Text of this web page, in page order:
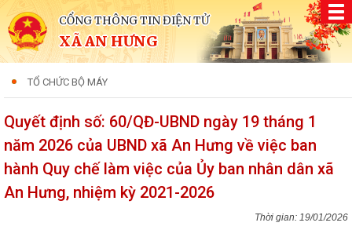
CỔNG THÔNG TIN ĐIỆN TỬ
XÃ AN HƯNG
TỔ CHỨC BỘ MÁY
Quyết định số: 60/QĐ-UBND ngày 19 tháng 1
năm 2026 của UBND xã An Hưng về việc ban
hành Quy chế làm việc của Ủy ban nhân dân xã
An Hưng, nhiệm kỳ 2021-2026
19/01/2026